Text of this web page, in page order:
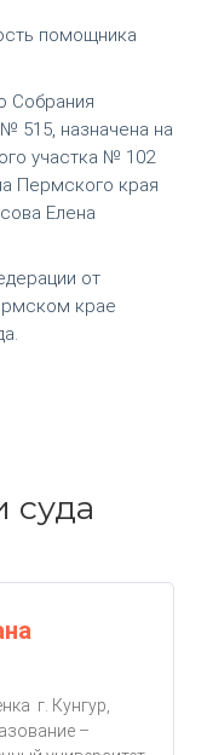
помощника
Собрания
515, назначена на
участка № 102
Пермского края
Елена
от
крае
суда
г. Кунгур,
–